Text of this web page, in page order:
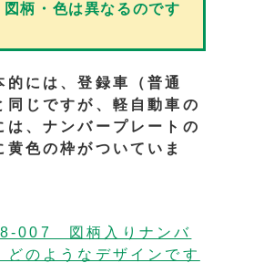
図柄・色は異なるのです
には、登録車（普通
同じですが、軽自動車の
は、ナンバープレートの
黄色の枠がついていま
007 図柄入りナンバ
どのようなデザインです